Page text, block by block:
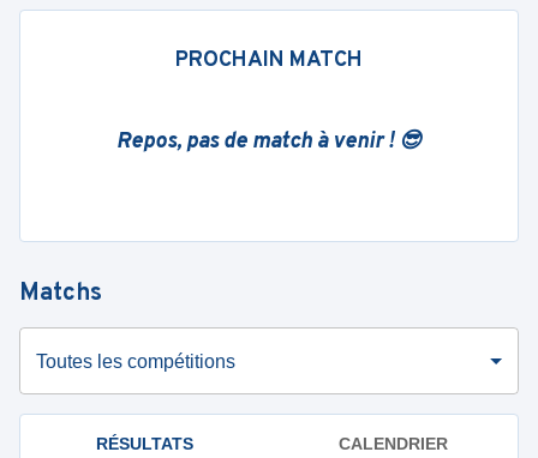
PROCHAIN MATCH
Repos, pas de match à venir ! 😎
Matchs
Toutes les compétitions
RÉSULTATS CALENDRIER